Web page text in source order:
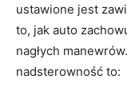
ustawione jest
to, jak ⁤auto
nagłych
nadsterowność to: